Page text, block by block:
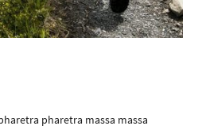
pharetra massa massa